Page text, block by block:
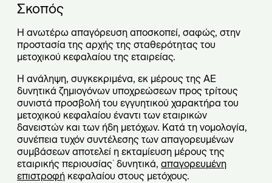
Σκοπός
Η ανωτέρω απαγόρευση αποσκοπεί, σαφώς, στην
προστασία της αρχής της σταθερότητας του
μετοχικού κεφαλαίου της εταιρείας.
Η ανάληψη, συγκεκριμένα, εκ μέρους της ΑΕ
δυνητικά ζημιογόνων υποχρεώσεων προς τρίτους
συνιστά προσβολή του εγγυητικού χαρακτήρα του
μετοχικού κεφαλαίου έναντι των εταιρικών
δανειστών και των ήδη μετόχων. Κατά τη νομολογία,
συνέπεια τυχόν συντέλεσης των απαγορευμένων
συμβάσεων αποτελεί η εκταμίευση μέρους της
εταιρικής περιουσίας˙ δυνητικά, απαγορευμένη
επιστροφή κεφαλαίου στους μετόχους.